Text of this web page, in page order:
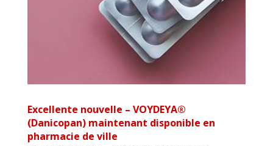
Excellente nouvelle – VOYDEYA®
(Danicopan) maintenant disponible en
pharmacie de ville